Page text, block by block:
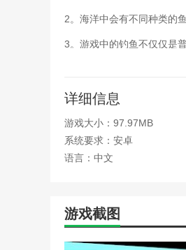
2。海洋中会有不同种类的
3。游戏中的钓鱼不仅仅是
详细信息
游戏大小：97.97MB
系统要求：安卓
语言：中文
游戏截图